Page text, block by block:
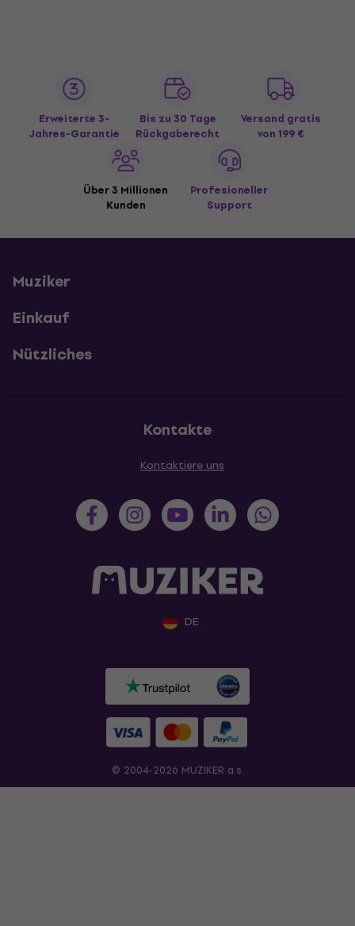
Erweiterte 3-
Jahres-Garantie
Bis zu 30 Tage
Rückgaberecht
Versand gratis
von 199 €
Über 3 Millionen
Kunden
Profesioneller
Support
Muziker
Einkauf
Nützliches
Kontakte
Kontaktiere uns
DE
© 2004-2026 MUZIKER a.s.